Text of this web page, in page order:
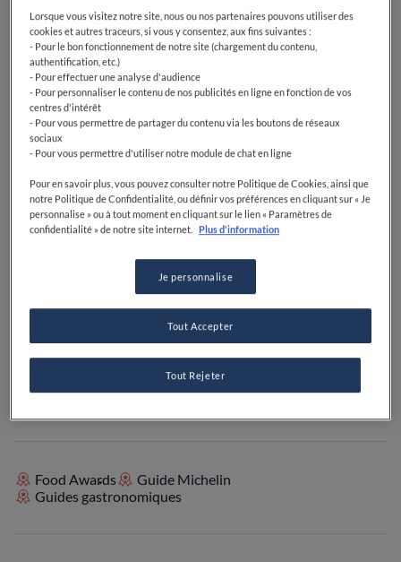
0 0 0 0 0
25 Rte de Parthenay79100Saint-Jean-de-Thouars
VOIR SUR LA CARTE +33 5 49 96 12 60
VISIT WEBSITE
Food Awards
Guide Michelin
Guides gastronomiques
Lorsque vous visitez notre site, nous ou nos partenaires pouvons utiliser des
cookies et autres traceurs, si vous y consentez, aux fins suivantes :
- Pour le bon fonctionnement de notre site (chargement du contenu,
authentification, etc.)
- Pour effectuer une analyse d'audience
- Pour personnaliser le contenu de nos publicités en ligne en fonction de vos
centres d'intérêt
- Pour vous permettre de partager du contenu via les boutons de réseaux
sociaux
- Pour vous permettre d'utiliser notre module de chat en ligne
Pour en savoir plus, vous pouvez consulter notre Politique de Cookies, ainsi que
notre Politique de Confidentialité, ou définir vos préférences en cliquant sur « Je
personnalise » ou à tout moment en cliquant sur le lien « Paramètres de
confidentialité » de notre site internet.
Plus d'information
Je personnalise
Tout Rejeter
Tout Accepter